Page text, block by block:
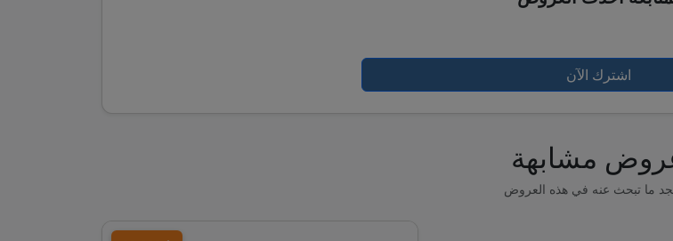
اشترك الآن
مشابهة
ما تبحث عنه في هذه العروض